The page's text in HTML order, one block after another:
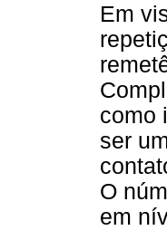
Em
como
ser
O
em